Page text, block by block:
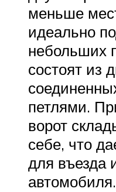
меньше
идеально
небольших
состоят из
петлями.
ворот
себе, что
для въезда
автомобиля.